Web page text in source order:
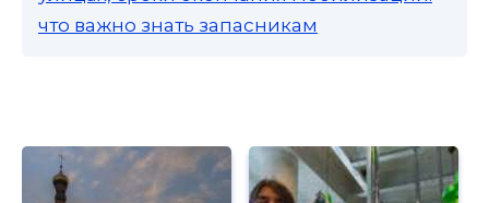
что важно знать запасникам